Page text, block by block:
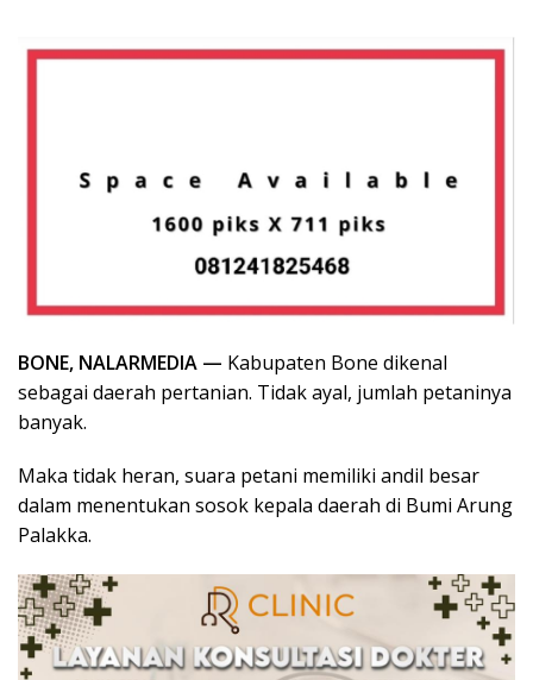
BONE, NALARMEDIA — Kabupaten Bone dikenal
sebagai daerah pertanian. Tidak ayal, jumlah petaninya
banyak.
Maka tidak heran, suara petani memiliki andil besar
dalam menentukan sosok kepala daerah di Bumi Arung
Palakka.